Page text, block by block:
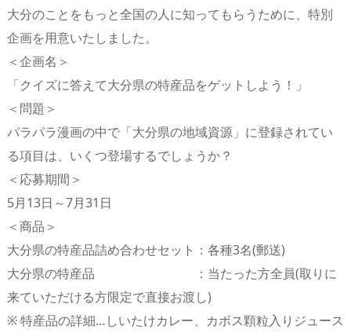
大分のことをもっと全国の人に知ってもらうために、特別
企画を用意いたしました。
＜企画名＞
「クイズに答えて大分県の特産品をゲットしよう！」
＜問題＞
パラパラ漫画の中で「大分県の地域資源」に登録されてい
る項目は、いくつ登場するでしょうか？
＜応募期間＞
5月13日～7月31日
＜商品＞
大分県の特産品詰め合わせセット：各種3名(郵送)
大分県の特産品 ：当たった方全員(取りに
来ていただける方限定で直接お渡し)
※ 特産品の詳細…しいたけカレー、カボス顆粒入りジュース